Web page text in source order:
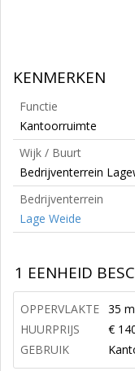
KENMERKEN
Functie
Kantoorruimte
Wijk / Buurt
Bedrijventerrein
Bedrijventerrein
Lage Weide
1 EENHEID
OPPERVLAKTE 35 m
HUURPRIJS
€
GEBRUIK